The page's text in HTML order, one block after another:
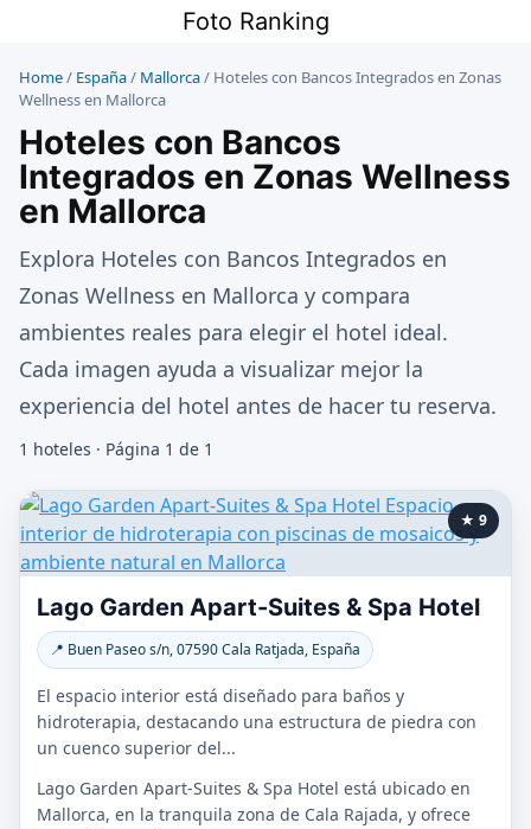
contenido
Foto Ranking
Home/ España/ Mallorca/ Hoteles con Bancos Integrados en Zonas
Wellness en Mallorca
Hoteles con Bancos
Integrados en Zonas Wellness
en Mallorca
Explora Hoteles con Bancos Integrados en
Zonas Wellness en Mallorca y compara
ambientes reales para elegir el hotel ideal.
Cada imagen ayuda a visualizar mejor la
experiencia del hotel antes de hacer tu reserva.
1 hoteles · Página 1 de 1
★ 9
Lago Garden Apart-Suites & Spa Hotel
📍 Buen Paseo s/n, 07590 Cala Ratjada, España
El espacio interior está diseñado para baños y
hidroterapia, destacando una estructura de piedra con
un cuenco superior del...
Lago Garden Apart-Suites & Spa Hotel está ubicado en
Mallorca, en la tranquila zona de Cala Rajada, y ofrece